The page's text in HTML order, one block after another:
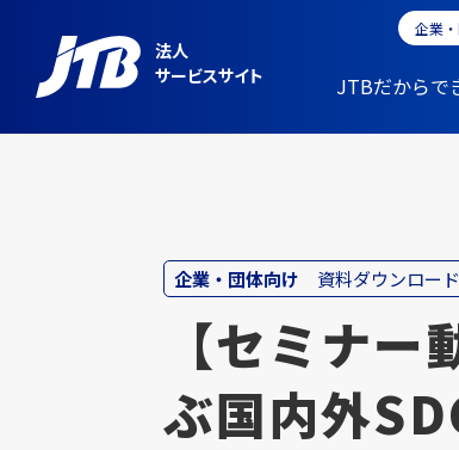
法人
サービスサイト
企業
JTBだからで
企業・団体向け 資料ダウンロード
【セミナ
ぶ国内外